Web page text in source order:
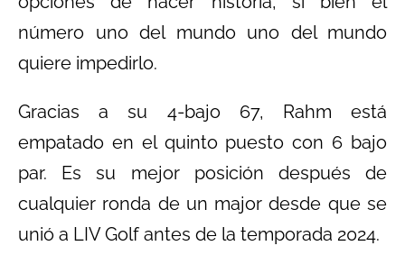
número uno del mundo uno del mundo
quiere impedirlo.
Gracias a su 4-bajo 67, Rahm está
empatado en el quinto puesto con 6 bajo
par. Es su mejor posición después de
cualquier ronda de un major desde que se
unió a LIV Golf antes de la temporada 2024.